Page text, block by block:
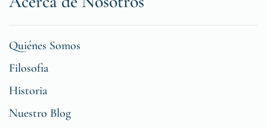
Quiénes Somos
Filosofia
Historia
Nuestro Blog